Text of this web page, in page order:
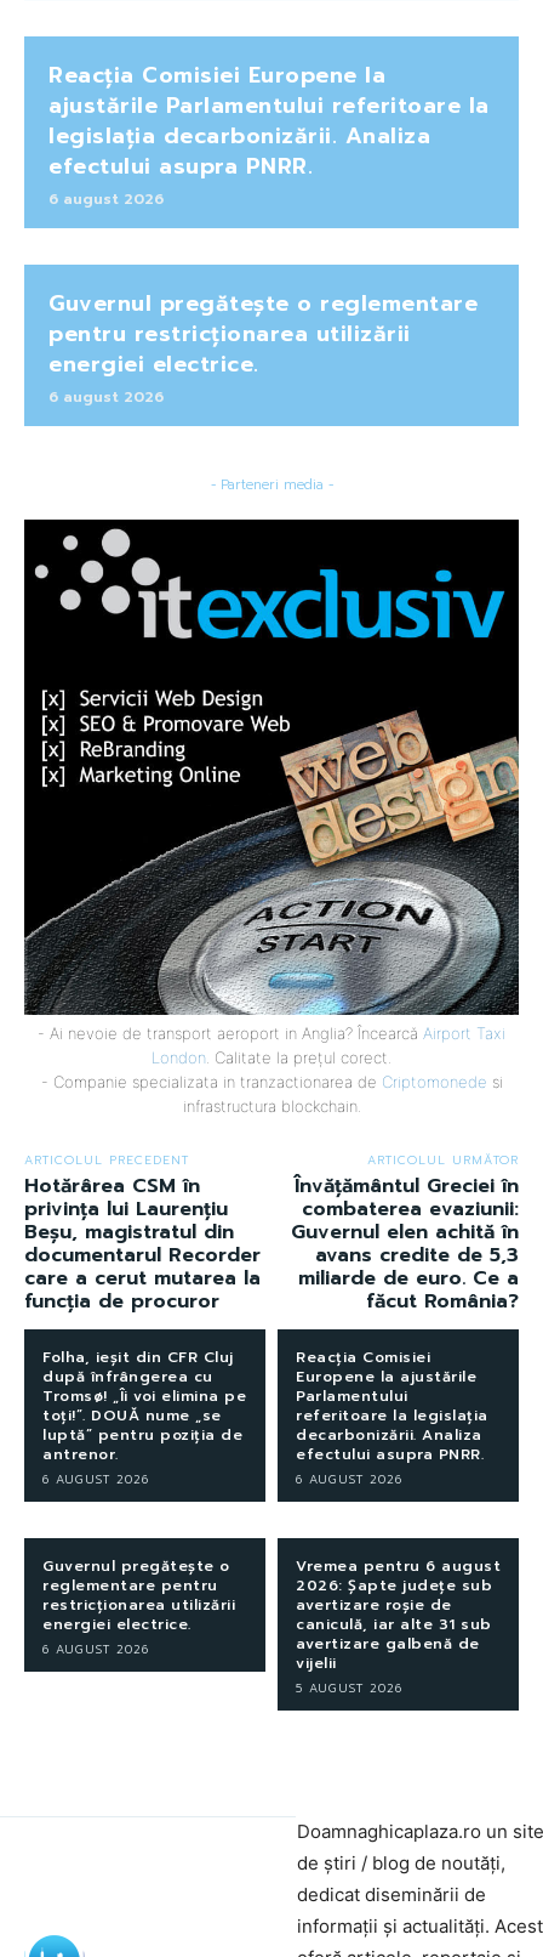
Reacția Comisiei Europene la
ajustările Parlamentului referitoare la
legislația decarbonizării. Analiza
efectului asupra PNRR.
6 august 2026
Guvernul pregătește o reglementare
pentru restricționarea utilizării
energiei electrice.
6 august 2026
- Parteneri media -
- Ai nevoie de transport aeroport in Anglia? Încearcă Airport Taxi
London . Calitate la prețul corect.
- Companie specializata in tranzactionarea de Criptomonede si
infrastructura blockchain.
ARTICOLUL PRECEDENT
Hotărârea CSM în
privința lui Laurențiu
Beșu, magistratul din
documentarul Recorder
care a cerut mutarea la
funcția de procuror
ARTICOLUL URMĂTOR
Învățământul Greciei în
combaterea evaziunii:
Guvernul elen achită în
avans credite de 5,3
miliarde de euro. Ce a
făcut România?
Folha, ieșit din CFR Cluj
după înfrângerea cu
Tromsø! „Îi voi elimina pe
toți!”. DOUĂ nume „se
luptă” pentru poziția de
antrenor.
6 AUGUST 2026
Reacția Comisiei
Europene la ajustările
Parlamentului
referitoare la legislația
decarbonizării. Analiza
efectului asupra PNRR.
6 AUGUST 2026
Guvernul pregătește o
reglementare pentru
restricționarea utilizării
energiei electrice.
6 AUGUST 2026
Vremea pentru 6 august
2026: Șapte județe sub
avertizare roșie de
caniculă, iar alte 31 sub
avertizare galbenă de
vijelii
5 AUGUST 2026
Doamnaghicaplaza.ro un site
de știri / blog de noutăți,
dedicat diseminării de
informații și actualități.